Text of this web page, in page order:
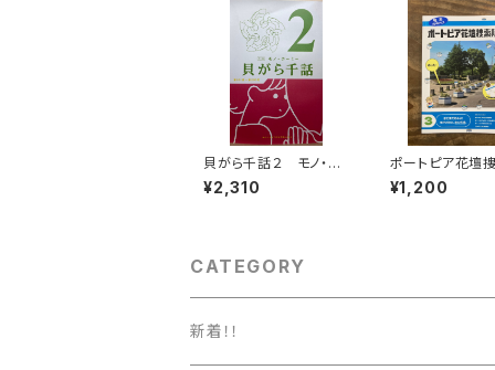
貝がら千話２ モノ・ホ
ーミー
¥2,310
ポートピア花壇
ol.3
¥1,200
CATEGORY
新着！！